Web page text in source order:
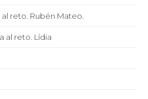
reto. Rubén Mateo.
al reto. Lídia